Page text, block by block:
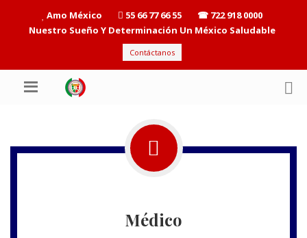
Amo México 55 66 77 66 55
☎ 722 918 0000
Nuestro Sueño Y Determinación Un México Saludable
Contáctanos
Médico